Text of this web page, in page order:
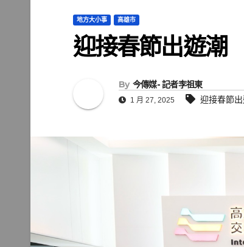
地方大小事 高雄市
迎接春節出遊潮
By 今傳媒- 記者李祖東
1 月 27, 2025 迎接春節